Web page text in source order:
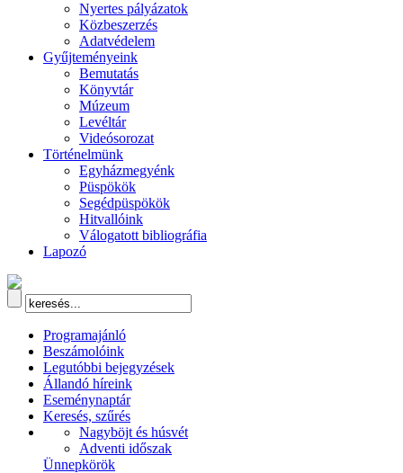
Nyertes pályázatok
Közbeszerzés
Adatvédelem
Gyűjteményeink
Bemutatás
Könyvtár
Múzeum
Levéltár
Videósorozat
Történelmünk
Egyházmegyénk
Püspökök
Segédpüspökök
Hitvallóink
Válogatott bibliográfia
Lapozó
Programajánló
Beszámolóink
Legutóbbi bejegyzések
Állandó híreink
Eseménynaptár
Keresés, szűrés
Nagyböjt és húsvét
Adventi időszak
Ünnepkörök